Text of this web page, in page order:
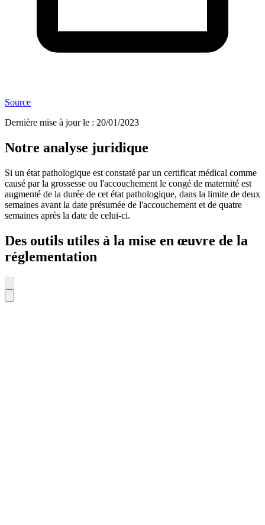
Source
Dernière mise à jour le : 20/01/2023
Notre analyse juridique
Si un état pathologique est constaté par un certificat médical comme
causé par la grossesse ou l'accouchement le congé de maternité est
augmenté de la durée de cet état pathologique, dans la limite de deux
semaines avant la date présumée de l'accouchement et de quatre
semaines après la date de celui-ci.
Des outils utiles à la mise en œuvre de la
réglementation